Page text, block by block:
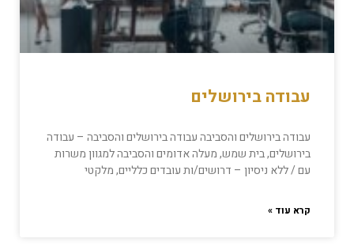
עבודה בירושלים
עבודה בירושלים והסביבה עבודה בירושלים והסביבה – עבודה
בירושלים, בית שמש, מעלה אדומים והסביבה למגוון משרות
עם / ללא ניסיון – דרושים/ות עובדים כלליים, מלקטי
קרא עוד »